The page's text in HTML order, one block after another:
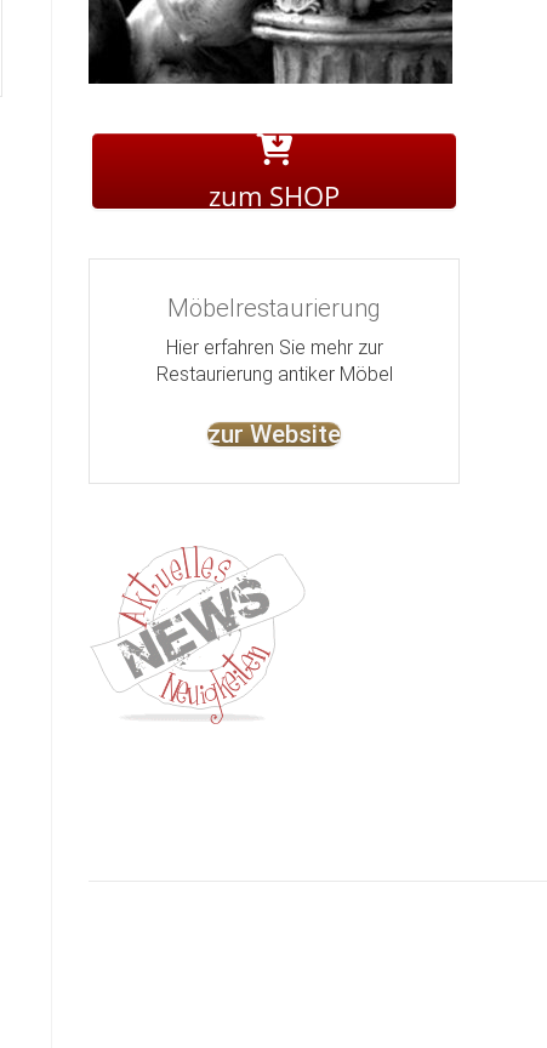
zum SHOP
Möbelrestaurierung
Hier erfahren Sie mehr zur
Restaurierung antiker Möbel
zur Website